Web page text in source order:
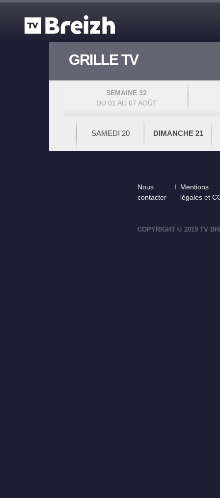
GRILLE TV
SEMAINE 32
DU 01 AU 07 AOÛT
SAMEDI 20 DIMANCHE 21
Footer
Nous
contacter
Mentions
légales et
COPYRIGHT © 2019 TV